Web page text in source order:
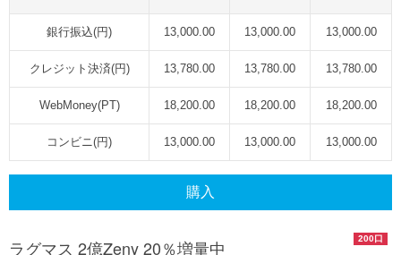
銀行振込(円) 13,000.00 13,000.00 13,000.00
クレジット決済(円) 13,780.00 13,780.00 13,780.00
WebMoney(PT) 18,200.00 18,200.00 18,200.00
コンビニ(円) 13,000.00 13,000.00 13,000.00
購入
200口
ラグマス 2億Zeny 20％増量中